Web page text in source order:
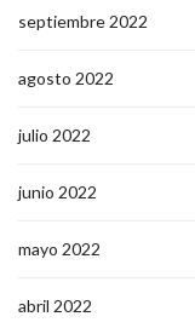
septiembre 2022
agosto 2022
julio 2022
junio 2022
mayo 2022
abril 2022